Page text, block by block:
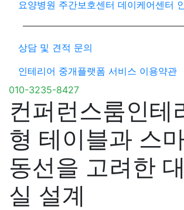
요양병원 주간보호센터 데이케어센터
상담 및 견적 문의
인테리어 중개플랫폼 서비스 이용약관
010-3235-8427
컨퍼런스룸인테
형 테이블과 스
동선을 고려한
실 설계